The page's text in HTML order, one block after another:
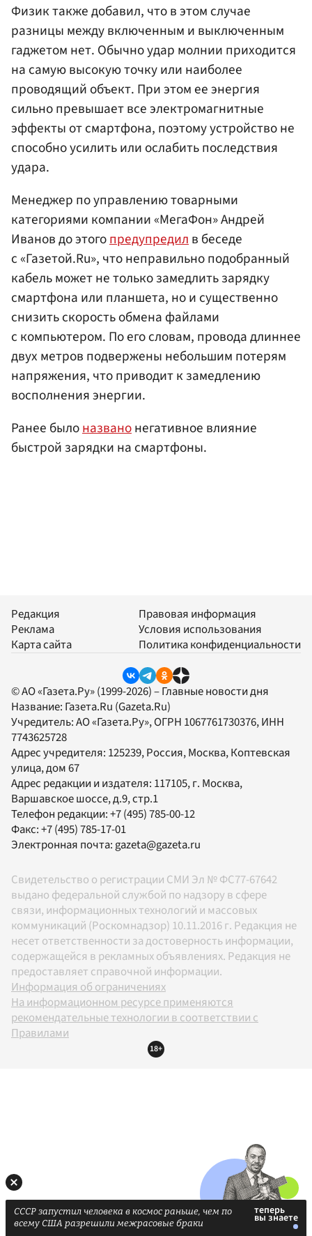
Физик также добавил, что в этом случае
разницы между включенным и выключенным
гаджетом нет. Обычно удар молнии приходится
на самую высокую точку или наиболее
проводящий объект. При этом ее энергия
сильно превышает все электромагнитные
эффекты от смартфона, поэтому устройство не
способно усилить или ослабить последствия
удара.
Менеджер по управлению товарными
категориями компании «МегаФон» Андрей
Иванов до этогопредупредилв беседе
с «Газетой.Ru», что неправильно подобранный
кабель может не только замедлить зарядку
смартфона или планшета, но и существенно
снизить скорость обмена файлами
с компьютером. По его словам, провода длиннее
двух метров подвержены небольшим потерям
напряжения, что приводит к замедлению
восполнения энергии.
Ранее былоназванонегативное влияние
быстрой зарядки на смартфоны.
Редакция
Реклама
Карта сайта
Правовая информация
Условия использования
Политика конфиденциальности
© АО «Газета.Ру» (1999-2026) – Главные новости дня
Название: Газета.Ru (Gazeta.Ru)
Учредитель:АО «Газета.Ру», ОГРН 1067761730376, ИНН
7743625728
Адрес учредителя: 125239, Россия, Москва, Коптевская
улица, дом 67
Адрес редакции и издателя: 117105, г. Москва,
Варшавское шоссе, д.9, стр.1
Телефон редакции:+7 (495) 785-00-12
Факс:+7 (495) 785-17-01
Электронная почта: gazeta@gazeta.ru
Свидетельство о регистрации СМИ Эл № ФС77-67642
выдано федеральной службой по надзору в сфере
связи, информационных технологий и массовых
коммуникаций (Роскомнадзор) 10.11.2016 г. Редакция не
несет ответственности за достоверность информации,
содержащейся в рекламных объявлениях. Редакция не
предоставляет справочной информации.
Информация об ограничениях
На информационном ресурсе применяются
рекомендательные технологии в соответствии с
Правилами
18+
СССР запустил человека в космос раньше, чем по
всему США разрешили межрасовые браки